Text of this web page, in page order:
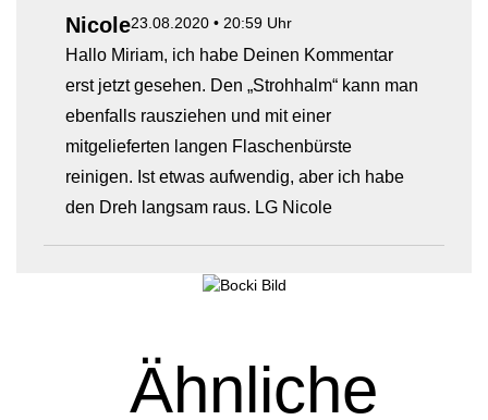
Nicole23.08.2020 • 20:59 Uhr
Hallo Miriam, ich habe Deinen Kommentar
erst jetzt gesehen. Den „Strohhalm“ kann man
ebenfalls rausziehen und mit einer
mitgelieferten langen Flaschenbürste
reinigen. Ist etwas aufwendig, aber ich habe
den Dreh langsam raus. LG Nicole
Ähnliche